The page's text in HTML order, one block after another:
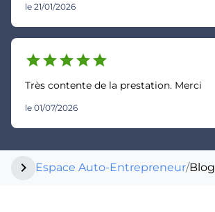
le 21/01/2026
starstarstarstarstar
Très contente de la prestation. Merci
le 01/07/2026
chevron_right Espace Auto-Entrepreneur/Blog